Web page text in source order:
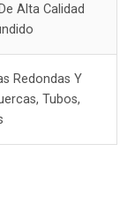
Alta Calidad
Redondas Y
Tubos,